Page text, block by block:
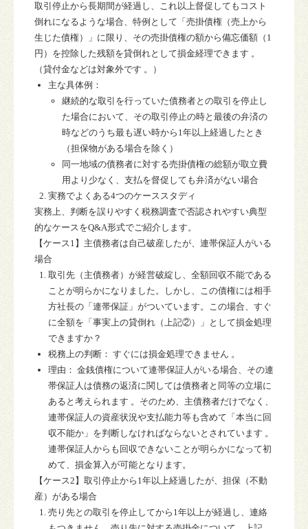
取引停止から長期間が経過し、これ以上督促してもコスト
倒れになるような場合、特例として「売掛債権（売上から
生じた債権）」に限り、その売掛債権の額から備忘価額（1
円）を控除した残額を貸倒れとして損金経理できます 。
（貸付金などは対象外です 。）
主な具体例：
継続的な取引を行っていた債務者との取引を停止し
た場合において、その取引停止の時と最後の弁済の
時などのうち最も遅い時から 1年以上経過 したとき
（担保物がある場合を除く）
同一地域の債務者に対する売掛債権の総額が取立費
用より少なく、支払を督促しても弁済がない場合
実務でよくある4つのケーススタディ
実務上、判断を誤りやすく税務調査で否認されやすい典型
的なケースをQ&A形式でご紹介します。
【ケース1 】主債務者は自己破産したが、連帯保証人がいる
場合
取引先（主債務者）が経営破綻し、全額回収不能である
ことが明らかになりました。しかし、この債権には相手
方社長の「連帯保証」がついています。この場合、すぐ
に全額を「事実上の貸倒れ（上記②）」として損金処理
できますか？
税務上の判断： すぐには損金処理できません 。
理由： 金銭債権について連帯保証人がいる場合、その連
帯保証人は債務の返済に関しては債務者と同等の立場に
あると考えられます 。そのため、主債務者だけでなく、
連帯保証人の資産状況や支払能力等も含めて「本当に回
収不能か」を判断しなければならないとされています 。
連帯保証人からも回収できないことが明らかになって初
めて、損金算入が可能となります。
【ケース2 】取引停止から 1年以上経過したが、担保（不動
産）がある場合
売り先との取引を停止してから1年以上が経過し、連絡